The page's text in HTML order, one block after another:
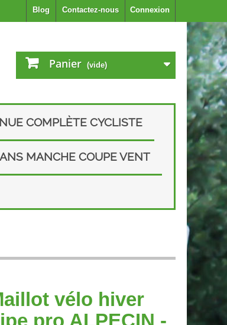
Connexion
Contactez-nous
Blog
Panier (vide)
COMPLÈTE CYCLISTE
MANCHE COUPE VENT
vélo hiver